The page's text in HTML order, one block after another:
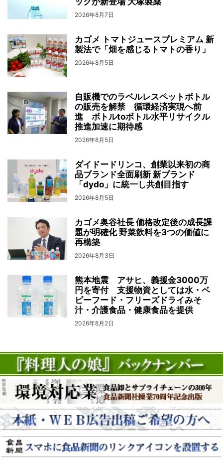
2026年8月7日
カゴメ トマトジュースプレミアム 新
製法で「畑を感じるトマトの香り」
2026年8月5日
自販機でのラベルレスペットボトル
の販売を解禁 循環経済実現へ前
進 ボトルtoボトル水平リサイクル
推進加速に期待感
2026年8月5日
ダイドードリンコ、創業以来初の商
品ブランド全面刷新 新ブランド
「dydo」に統一し共創目指す
2026年8月5日
カゴメ奥谷社長 価格改定後の成長課
題が明確化 野菜飲料を3つの価値に
再構築
2026年8月3日
熊本地震 アサヒ、義援金3000万
円を寄付 支援物資としては水・ベ
ビーフード・フリーズドライみそ
汁・介護食品・健康食品を提供
2026年8月2日